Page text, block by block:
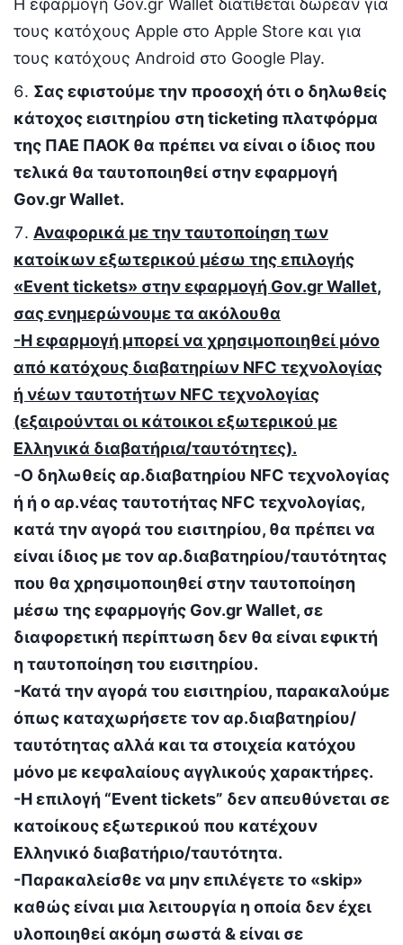
Η εφαρμογή Gov.gr Wallet διατίθεται δωρεάν για
τους κατόχους Apple στο Apple Store και για
τους κατόχους Android στο Google Play.
Σας εφιστούμε την προσοχή ότι ο δηλωθείς
κάτοχος εισιτηρίου στη ticketing πλατφόρμα
της ΠΑΕ ΠΑΟΚ θα πρέπει να είναι ο ίδιος που
τελικά θα ταυτοποιηθεί στην εφαρμογή
Gov.gr Wallet.
Αναφορικά με την ταυτοποίηση των
κατοίκων εξωτερικού μέσω της επιλογής
«Event tickets» στην εφαρμογή Gov.gr Wallet,
σας ενημερώνουμε τα ακόλουθα
-Η εφαρμογή μπορεί να χρησιμοποιηθεί μόνο
από κατόχους διαβατηρίων NFC τεχνολογίας
ή νέων ταυτοτήτων NFC τεχνολογίας
(εξαιρούνται οι κάτοικοι εξωτερικού με
Ελληνικά διαβατήρια/ταυτότητες).
-Ο δηλωθείς αρ.διαβατηρίου NFC τεχνολογίας
ή ή ο αρ.νέας ταυτοτήτας NFC τεχνολογίας,
κατά την αγορά του εισιτηρίου, θα πρέπει να
είναι ίδιος με τον αρ.διαβατηρίου/ταυτότητας
που θα χρησιμοποιηθεί στην ταυτοποίηση
μέσω της εφαρμογής Gov.gr Wallet, σε
διαφορετική περίπτωση δεν θα είναι εφικτή
η ταυτοποίηση του εισιτηρίου.
-Κατά την αγορά του εισιτηρίου, παρακαλούμε
όπως καταχωρήσετε τον αρ.διαβατηρίου/
ταυτότητας αλλά και τα στοιχεία κατόχου
μόνο με κεφαλαίους αγγλικούς χαρακτήρες.
-Η επιλογή “Event tickets” δεν απευθύνεται σε
κατοίκους εξωτερικού που κατέχουν
Ελληνικό διαβατήριο/ταυτότητα.
-Παρακαλείσθε να μην επιλέγετε το «skip»
καθώς είναι μια λειτουργία η οποία δεν έχει
υλοποιηθεί ακόμη σωστά & είναι σε